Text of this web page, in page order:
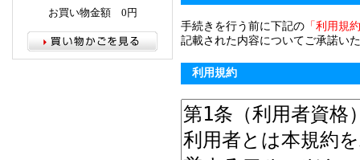
お買い物金額 0円
手続きを行う前に下記の 「利用規
記載された内容についてご承諾い
利用規約